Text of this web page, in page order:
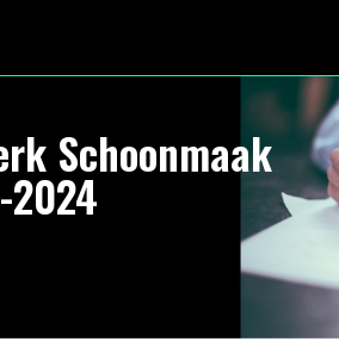
Schoonmaak
2024